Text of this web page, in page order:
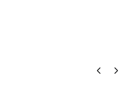
Pagina precedente
Pagina successiva